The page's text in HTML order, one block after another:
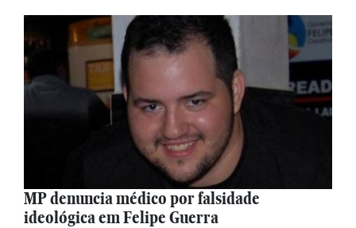
MP denuncia médico por falsidade
ideológica em Felipe Guerra